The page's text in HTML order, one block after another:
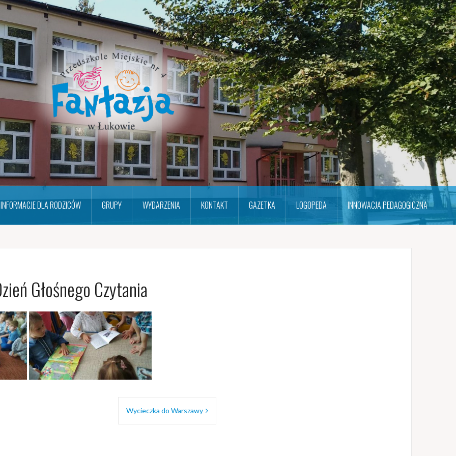
INFORMACJE DLA RODZICÓW GRUPY WYDARZENIA KONTAKT GAZETKA LOGOPEDA INNOWACJA PEDAGOGICZNA
Głośnego Czytania
Wycieczka do Warszawy